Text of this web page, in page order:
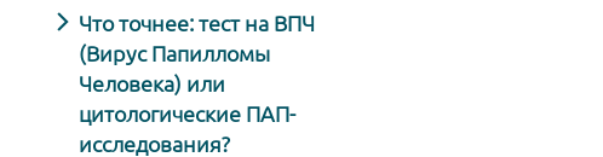
Что точнее: тест на ВПЧ
(Вирус Папилломы
Человека) или
цитологические ПАП-
исследования?